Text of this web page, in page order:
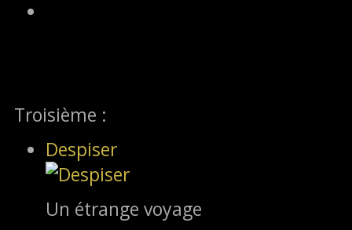
Troisième :
Despiser
Un étrange voyage